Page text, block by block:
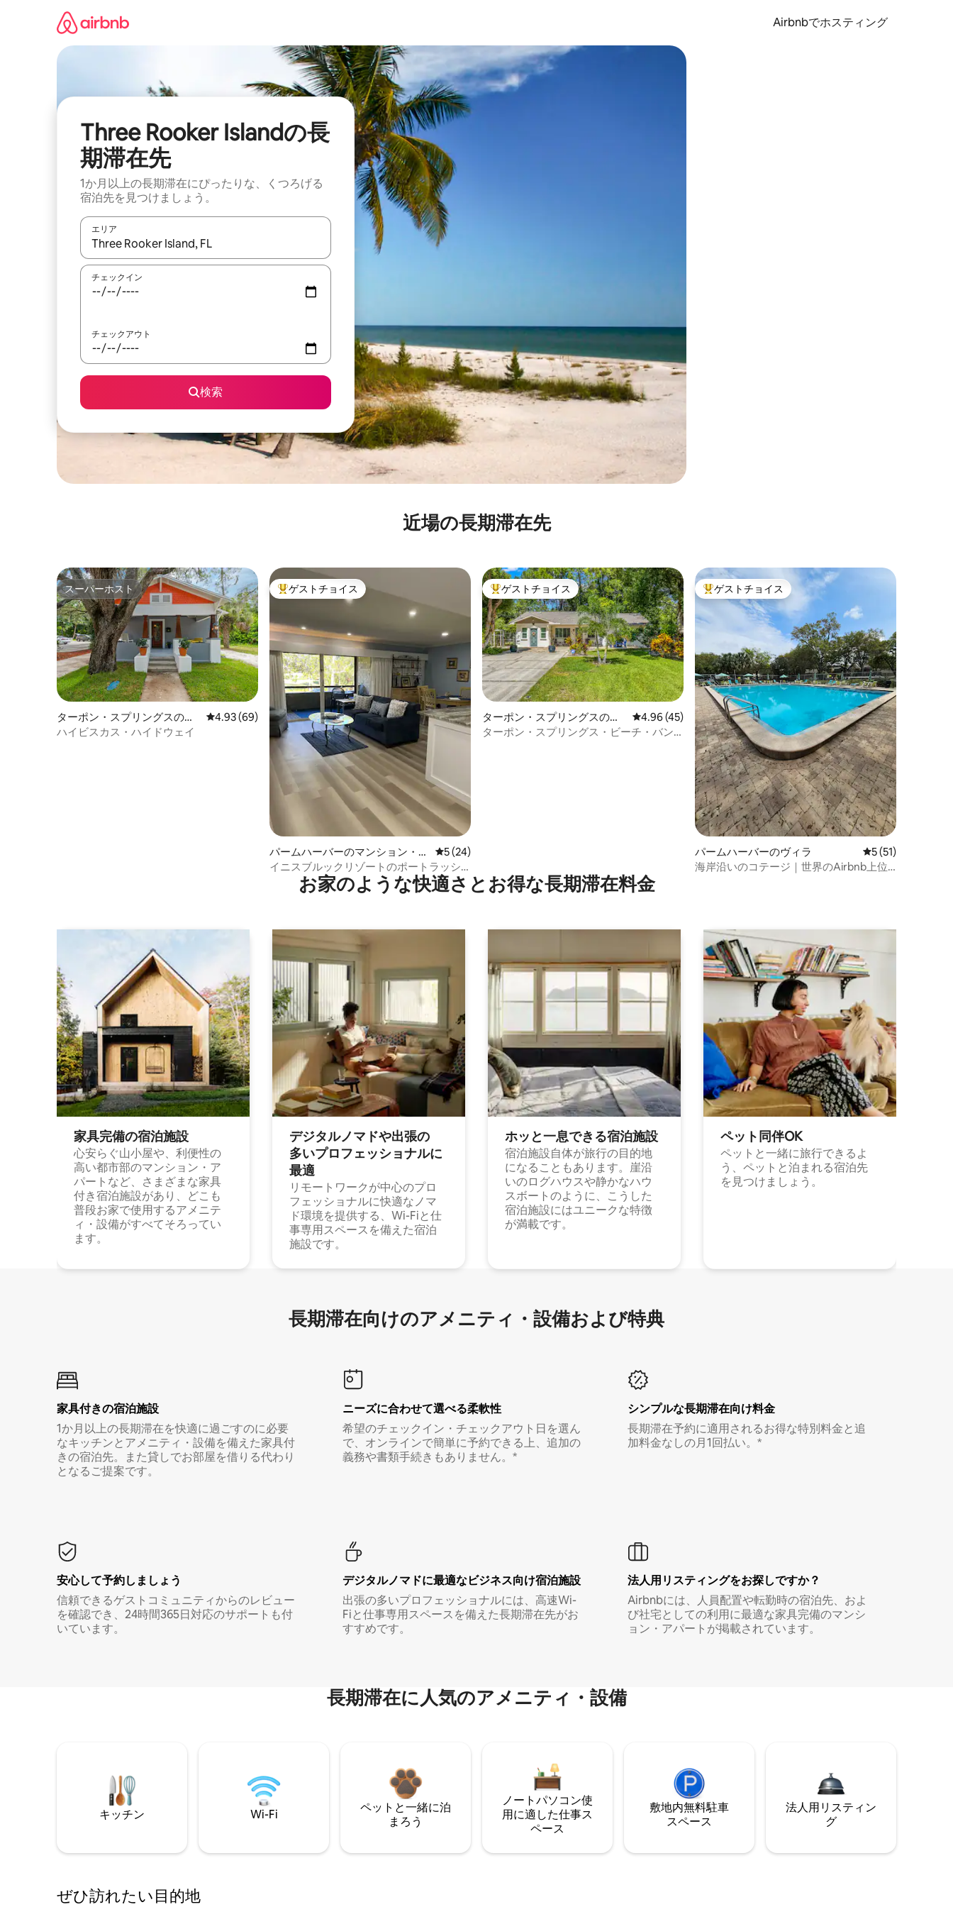
Airbnbでホスティング
Three Rooker Islandの長
期滞在先
1か月以上の長期滞在にぴったりな、くつろげる
宿泊先を見つけましょう。
エリア
検索結果が表示されたら、上下の矢印キーを使って移動するか、画面をタッチまたはスワイプして検索結果を確認することができます。
チェックイン
チェックアウト
検索
近場の長期滞在先
スーパーホスト
スーパーホスト
ターポン・スプリングスのバ
ンガロー
レビュー69件、5つ星中4.93つ星の平均評価
4.93 (69)
ハイビスカス・ハイドウェイ
大好評のゲストチョイスです。
ゲストチョイス
パームハーバーのマンション・ア
パート
レビュー24件、5つ星中5つ星の平均評価
5 (24)
イニスブルックリゾートのポートラッシ
ュリトリート
大好評のゲストチョイスです。
ゲストチョイス
ターポン・スプリングスの一
軒家
レビュー45件、5つ星中4.96つ星の平均評価
4.96 (45)
ターポン・スプリングス・ビーチ・バン
大好評のゲストチョイスです。
ゲストチョイス
パームハーバーのヴィラ レビュー51件、5
5 (51)
海岸沿いのコテージ｜世界のAirbnb上位
お家のような快⁠適⁠さ⁠とお⁠得⁠な長⁠期⁠滞⁠在料⁠金
家具完備の宿⁠泊⁠施⁠設
心安らぐ山小屋や、利便性の
高い都市部のマンション・ア
パートなど、さまざまな家具
付き宿泊施設があり、どこも
普段お家で使用するアメニテ
ィ・設備がすべてそろってい
ます。
デジタルノマドや出⁠張⁠の
多⁠いプ⁠ロ⁠フ⁠ェ⁠ッ⁠シ⁠ョ⁠ナ⁠ル⁠に
最⁠適
リモートワークが中心のプロ
フェッショナルに快適なノマ
ド環境を提供する、Wi-Fiと仕
事専用スペースを備えた宿泊
施設です。
ホッと一⁠息⁠で⁠き⁠る宿⁠泊施⁠設
宿泊施設自体が旅行の目的地
になることもあります。崖沿
いのログハウスや静かなハウ
スボートのように、こうした
宿泊施設にはユニークな特徴
が満載です。
ペット同⁠伴OK
ペットと一緒に旅行できるよ
う、ペットと泊まれる宿泊先
を見つけましょう。
長期滞在向け⁠のア⁠メ⁠ニ⁠テ⁠ィ⁠・設⁠備⁠および特⁠典
家具付き⁠の宿⁠泊⁠施⁠設
1か月以上の長期滞在を快適に過ごすのに必要
なキッチンとアメニティ・設備を備えた家具付
きの宿泊先。また貸しでお部屋を借りる代わり
となるご提案です。
ニーズに合わせて選べる柔軟性
希望のチェックイン・チェックアウト日を選ん
で、オンラインで簡単に予約できる上、追加の
義務や書類手続きもありません。*
シンプルな長期滞在向け料金
長期滞在予約に適用されるお得な特別料金と追
加料金なしの月1回払い。*
安心して予約しましょう
信頼できるゲストコミュニティからのレビュー
を確認でき、24時間365日対応のサポートも付
いています。
デジタルノマド⁠に最⁠適⁠なビ⁠ジ⁠ネ⁠ス⁠向⁠け宿⁠泊⁠施⁠設
出張の多いプロフェッショナルには、高速Wi-
Fiと仕事専用スペースを備えた長期滞在先がお
すすめです。
法人用リスティングをお探しですか？
Airbnbには、人員配置や転勤時の宿泊先、およ
び社宅としての利用に最適な家具完備のマンシ
ョン・アパートが掲載されています。
長期滞在に人気のアメニティ・設備
キッチン Wi-Fi
ペットと一緒に泊
まろう
ノートパソコン使
用に適した仕事ス
ペース
敷地内無料駐⁠車
ス⁠ペ⁠ー⁠ス
法人用リスティン
グ
ぜひ訪⁠れ⁠た⁠い目⁠的⁠地